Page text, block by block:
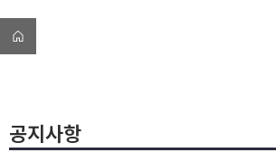
공지사항